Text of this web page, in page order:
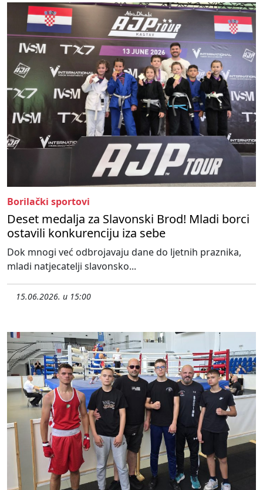
Borilački sportovi
Deset medalja za Slavonski Brod! Mladi borci
ostavili konkurenciju iza sebe
Dok mnogi već odbrojavaju dane do ljetnih praznika,
mladi natjecatelji slavonsko...
15.06.2026. u 15:00